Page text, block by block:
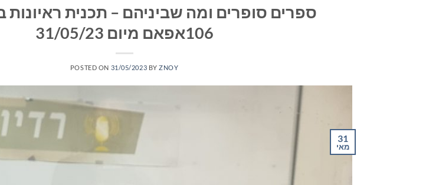
ספרים סופרים ומה שביניהם – תכנית ראיונות
106אפאם מיום 31/05/23
POSTED ON 31/05/2023 BYZNOY
31
מאי